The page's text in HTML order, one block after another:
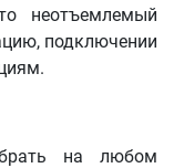
неотъемлемый
подключении
на любом